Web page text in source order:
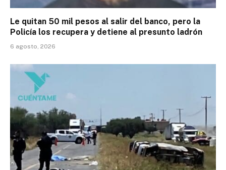
Le quitan 50 mil pesos al salir del banco, pero la
Policía los recupera y detiene al presunto ladrón
6 agosto, 2026